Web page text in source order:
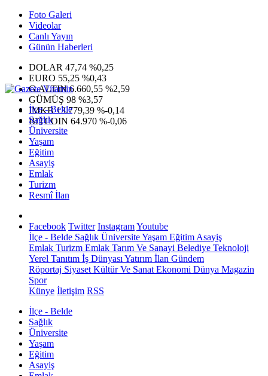
Foto Galeri
Videolar
Canlı Yayın
Günün Haberleri
DOLAR 47,74 %0,25
EURO 55,25 %0,43
G.ALTIN6.660,55 %2,59
GÜMÜŞ 98 %3,57
IMKB13.779,39 %-0,14
BITCOIN 64.970 %-0,06
İlçe - Belde
Sağlık
Üniversite
Yaşam
Eğitim
Asayiş
Emlak
Turizm
Resmî İlan
Facebook Twitter InstagramYoutube
İlçe - Belde Sağlık ÜniversiteYaşam Eğitim Asayiş
Emlak Turizm Emlak Tarım Ve Sanayi Belediye Teknoloji
Yerel Tanıtım İş Dünyası Yatırım İlan Gündem
Röportaj Siyaset Kültür Ve Sanat Ekonomi Dünya Magazin
Spor
Künye İletişim RSS
İlçe - Belde
Sağlık
Üniversite
Yaşam
Eğitim
Asayiş